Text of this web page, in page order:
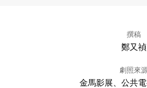
撰稿
鄭又禎
劇照來
金馬影展、公共